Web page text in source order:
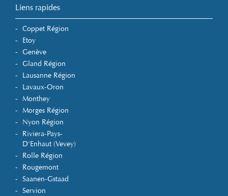
Liens rapides
Coppet Région
Etoy
Genève
Gland Région
Lausanne Région
Lavaux-Oron
Monthey
Morges Région
Nyon Région
Riviera-Pays-
D'Enhaut (Vevey)
Rolle Région
Rougemont
Saanen-Gstaad
Servion